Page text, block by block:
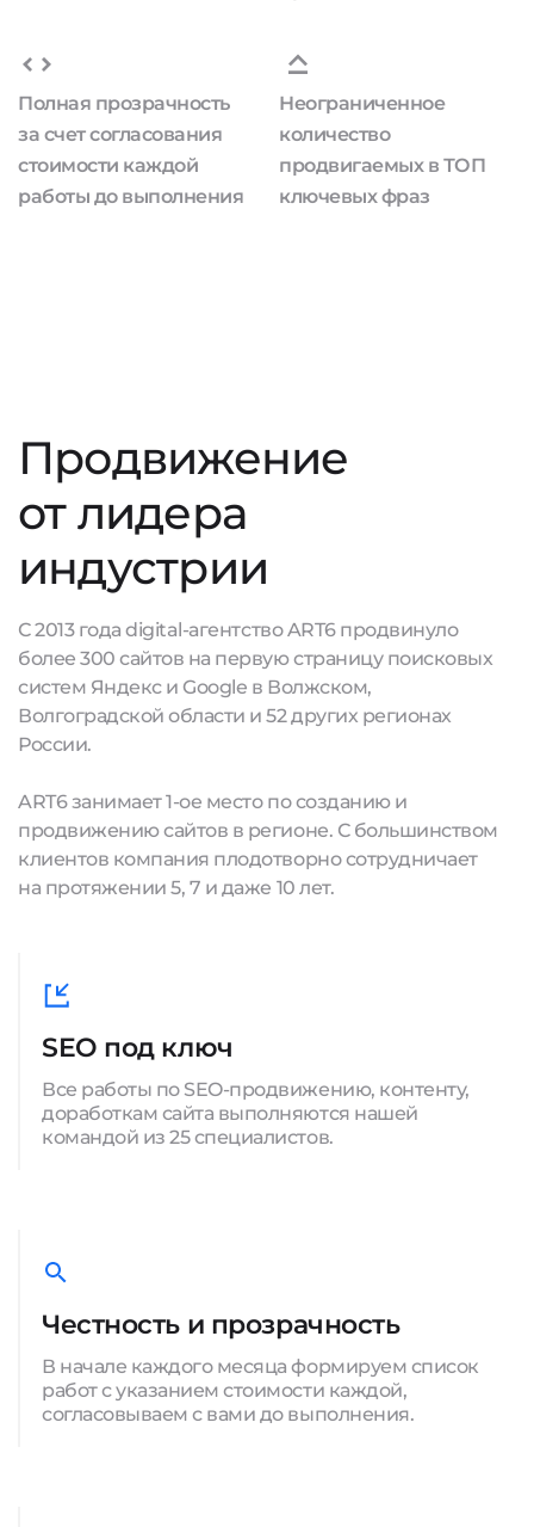
Полная прозрачность
за счет согласования
стоимости каждой
работы до выполнения
Неограниченное
количество
продвигаемых в ТОП
ключевых фраз
Продвижение
от лидера
индустрии
С 2013 года digital-агентство ART6 продвинуло
более 300 сайтов на первую страницу поисковых
систем Яндекс и Google в Волжском,
Волгоградской области и 52 других регионах
России.
ART6 занимает 1-ое место по созданию и
продвижению сайтов в регионе. С большинством
клиентов компания плодотворно сотрудничает
на протяжении 5, 7 и даже 10 лет.
SEO под ключ
Все работы по SEO-продвижению, контенту,
доработкам сайта выполняются нашей
командой из 25 специалистов.
Честность и прозрачность
В начале каждого месяца формируем список
работ с указанием стоимости каждой,
согласовываем с вами до выполнения.